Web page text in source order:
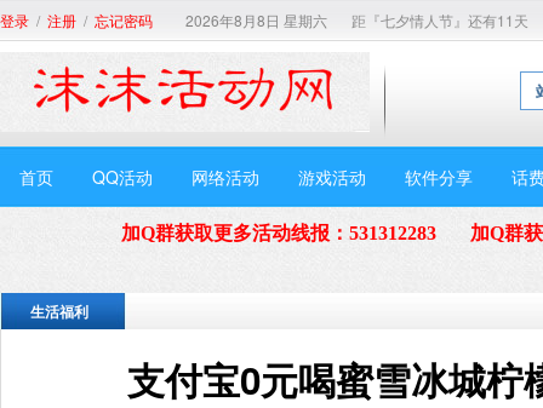
登录 / 注册 / 忘记密码 2026年8月8日 星期六 距『七夕情人节』还有11天
首页 QQ活动 网络活动 游戏活动 软件分享 话
加Q群获取更多活动线报 ： 531312283 加Q群
生活福利
支付宝0元喝蜜雪冰城柠